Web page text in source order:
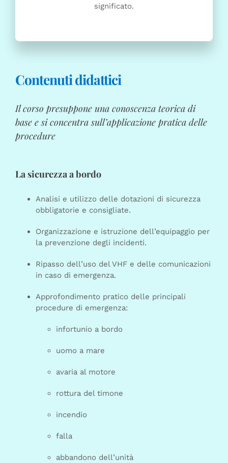
significato.
Contenuti didattici
Il corso presuppone una conoscenza teorica di
base e si concentra sull’applicazione pratica delle
procedure
La sicurezza a bordo
Analisi e utilizzo delle dotazioni di sicurezza
obbligatorie e consigliate.
Organizzazione e istruzione dell’equipaggio per
la prevenzione degli incidenti.
Ripasso dell’uso del VHF e delle comunicazioni
in caso di emergenza.
Approfondimento pratico delle principali
procedure di emergenza:
infortunio a bordo
uomo a mare
avaria al motore
rottura del timone
incendio
falla
abbandono dell’unità